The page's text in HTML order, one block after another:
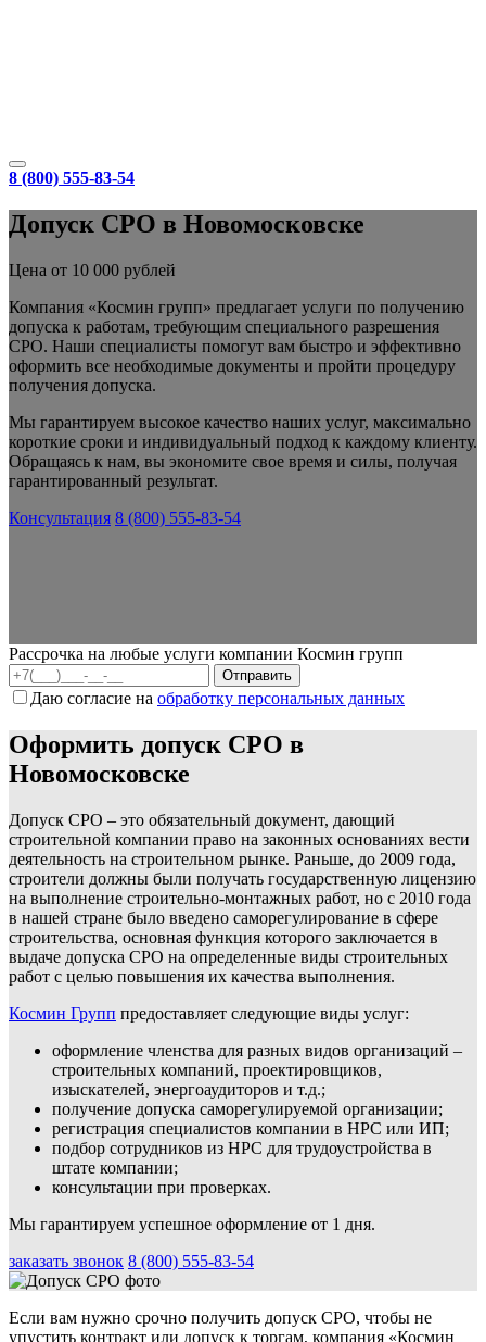
8 (800) 555-83-54
Допуск СРО в Новомосковске
Цена от 10 000 рублей
Компания «Космин групп» предлагает услуги по получению
допуска к работам, требующим специального разрешения
СРО. Наши специалисты помогут вам быстро и эффективно
оформить все необходимые документы и пройти процедуру
получения допуска.
Мы гарантируем высокое качество наших услуг, максимально
короткие сроки и индивидуальный подход к каждому клиенту.
Обращаясь к нам, вы экономите свое время и силы, получая
гарантированный результат.
Консультация 8 (800) 555-83-54
Рассрочка на любые услуги компании Космин групп
Даю согласие на обработку персональных данных
Оформить допуск СРО в
Новомосковске
Допуск СРО – это обязательный документ, дающий
строительной компании право на законных основаниях вести
деятельность на строительном рынке. Раньше, до 2009 года,
строители должны были получать государственную лицензию
на выполнение строительно-монтажных работ, но с 2010 года
в нашей стране было введено саморегулирование в сфере
строительства, основная функция которого заключается в
выдаче допуска СРО на определенные виды строительных
работ с целью повышения их качества выполнения.
Космин Групп предоставляет следующие виды услуг:
оформление членства для разных видов организаций –
строительных компаний, проектировщиков,
изыскателей, энергоаудиторов и т.д.;
получение допуска саморегулируемой организации;
регистрация специалистов компании в НРС или ИП;
подбор сотрудников из НРС для трудоустройства в
штате компании;
консультации при проверках.
Мы гарантируем успешное оформление от 1 дня.
заказать звонок 8 (800) 555-83-54
Если вам нужно срочно получить допуск СРО, чтобы не
упустить контракт или допуск к торгам, компания «Космин